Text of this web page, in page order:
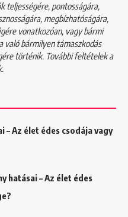
teljességére, pontosságára,
megbízhatóságára,
vonatkozóan, vagy bármi
való bármilyen támaszkodás
történik. További feltételek a
– Az élet édes csodája vagy
hatásai – Az élet édes